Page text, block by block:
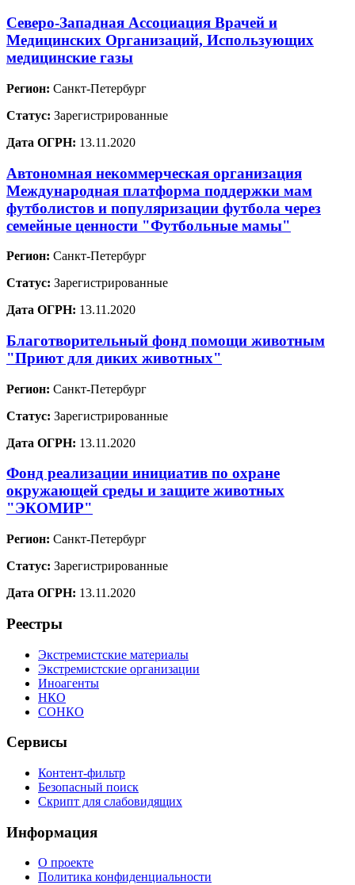
Северо-Западная Ассоциация Врачей и
Медицинских Организаций, Использующих
медицинские газы
Регион: Санкт-Петербург
Статус: Зарегистрированные
Дата ОГРН: 13.11.2020
Автономная некоммерческая организация
Международная платформа поддержки мам
футболистов и популяризации футбола через
семейные ценности "Футбольные мамы"
Регион: Санкт-Петербург
Статус: Зарегистрированные
Дата ОГРН: 13.11.2020
Благотворительный фонд помощи животным
"Приют для диких животных"
Регион: Санкт-Петербург
Статус: Зарегистрированные
Дата ОГРН: 13.11.2020
Фонд реализации инициатив по охране
окружающей среды и защите животных
"ЭКОМИР"
Регион: Санкт-Петербург
Статус: Зарегистрированные
Дата ОГРН: 13.11.2020
Реестры
Экстремистские материалы
Экстремистские организации
Иноагенты
НКО
СОНКО
Сервисы
Контент-фильтр
Безопасный поиск
Скрипт для слабовидящих
Информация
О проекте
Политика конфиденциальности